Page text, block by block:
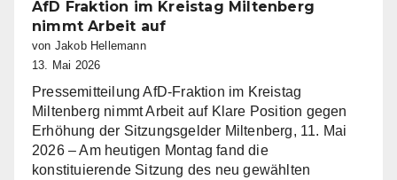
eine
gesegnete
Christi
AfD Fraktion im Kreistag Miltenberg
nimmt Arbeit auf
von Jakob Hellemann
13. Mai 2026
Pressemitteilung AfD-Fraktion im Kreistag
Miltenberg nimmt Arbeit auf Klare Position gegen
Erhöhung der Sitzungsgelder Miltenberg, 11. Mai
2026 – Am heutigen Montag fand die
konstituierende Sitzung des neu gewählten